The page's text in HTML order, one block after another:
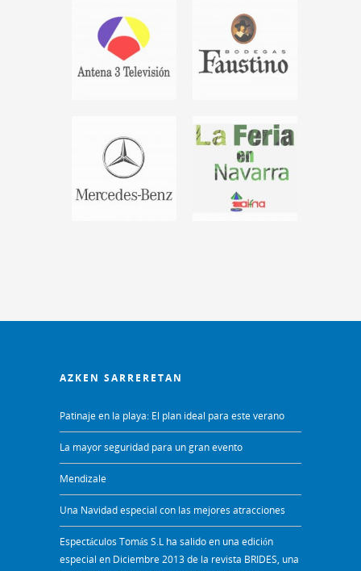
AZKEN SARRERETAN
Patinaje en la playa: El plan ideal para este verano
La mayor seguridad para un gran evento
Mendizale
Una Navidad especial con las mejores atracciones
Espectáculos Tomás S.L ha salido en una edición
especial en Diciembre 2013 de la revista BRIDES, una